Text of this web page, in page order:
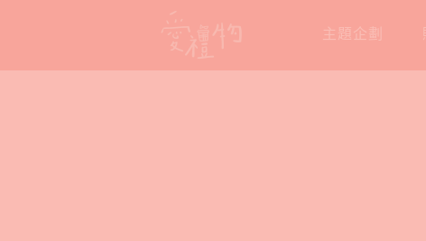
content
主題企劃